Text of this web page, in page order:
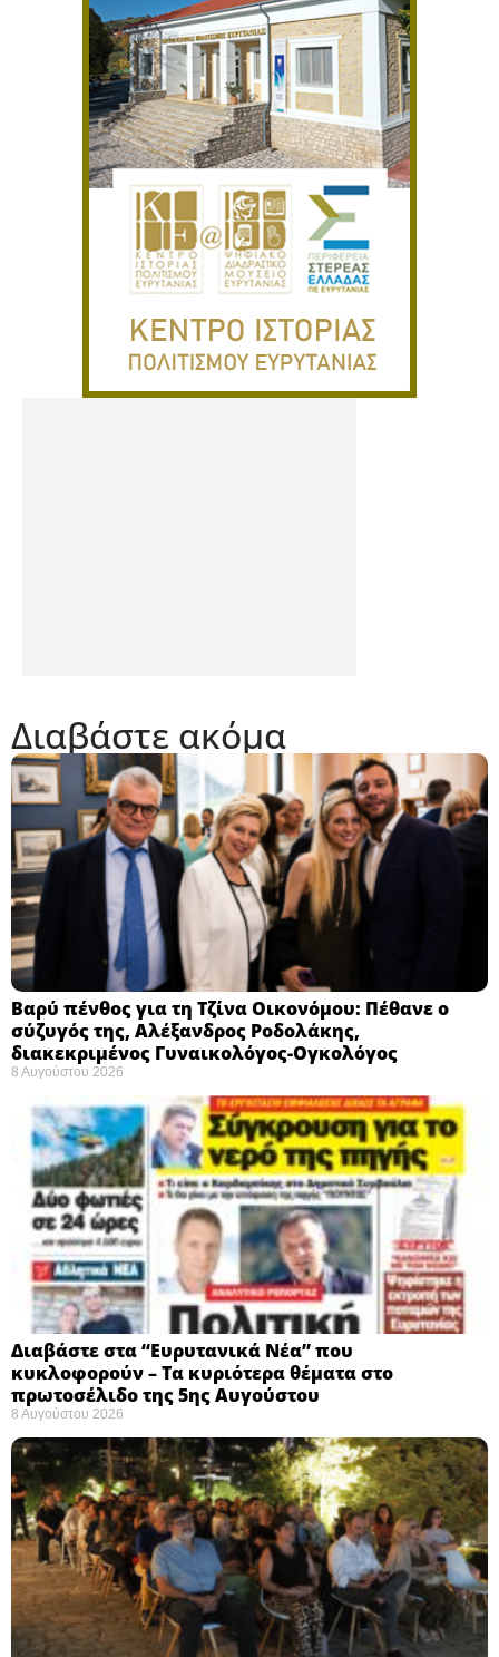
Διαβάστε ακόμα
Βαρύ πένθος για τη Τζίνα Οικονόμου: Πέθανε ο
σύζυγός της, Αλέξανδρος Ροδολάκης,
διακεκριμένος Γυναικολόγος-Ογκολόγος
8 Αυγούστου 2026
Διαβάστε στα “Ευρυτανικά Νέα” που
κυκλοφορούν – Τα κυριότερα θέματα στο
πρωτοσέλιδο της 5ης Αυγούστου
8 Αυγούστου 2026